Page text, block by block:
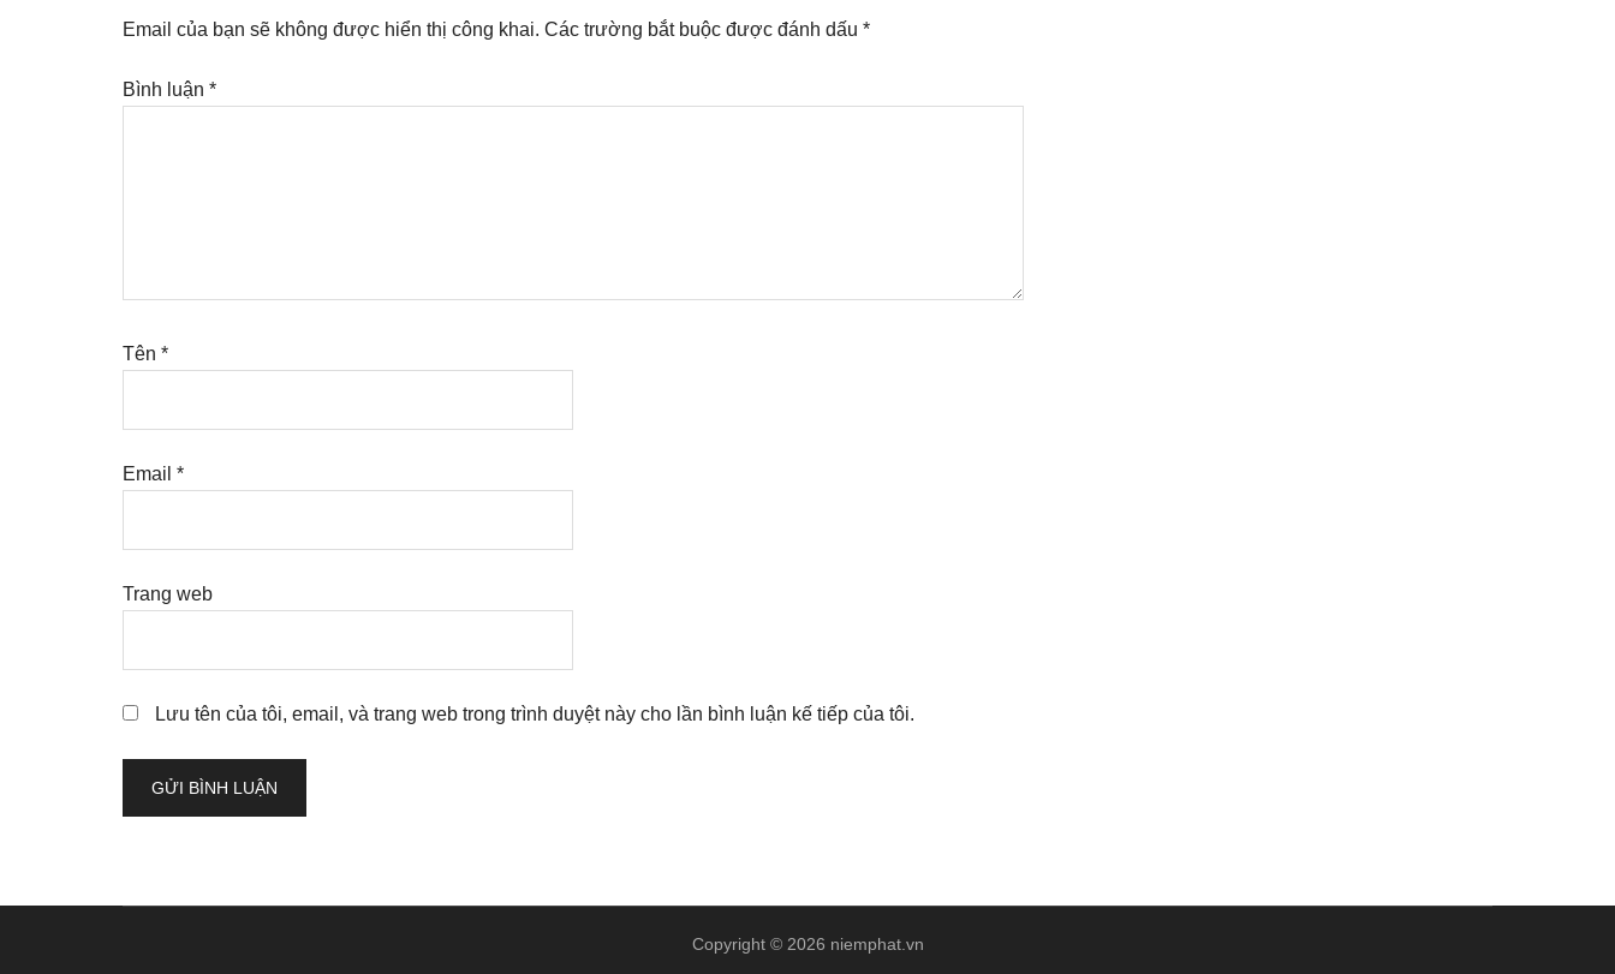
Interactions
Email của bạn sẽ không được hiển thị công khai. Các trường bắt buộc được đánh dấu *
Bình luận *
Tên *
Email *
Trang web
Lưu tên của tôi, email, và trang web trong trình duyệt này cho lần bình luận kế tiếp của tôi.
Copyright © 2026 niemphat.vn